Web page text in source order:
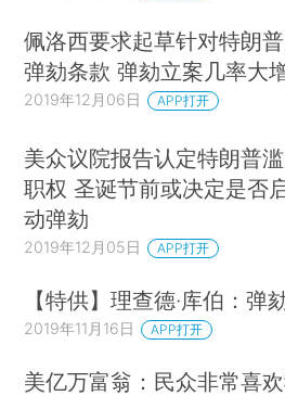
佩洛西要求起草针对特朗
弹劾条款 弹劾立案几率大
2019年12月06日 APP打开
美众议院报告认定特朗普
职权 圣诞节前或决定是否
动弹劾
2019年12月05日 APP打开
【特供】理查德·库伯：弹
2019年11月16日 APP打开
美亿万富翁：民众非常喜